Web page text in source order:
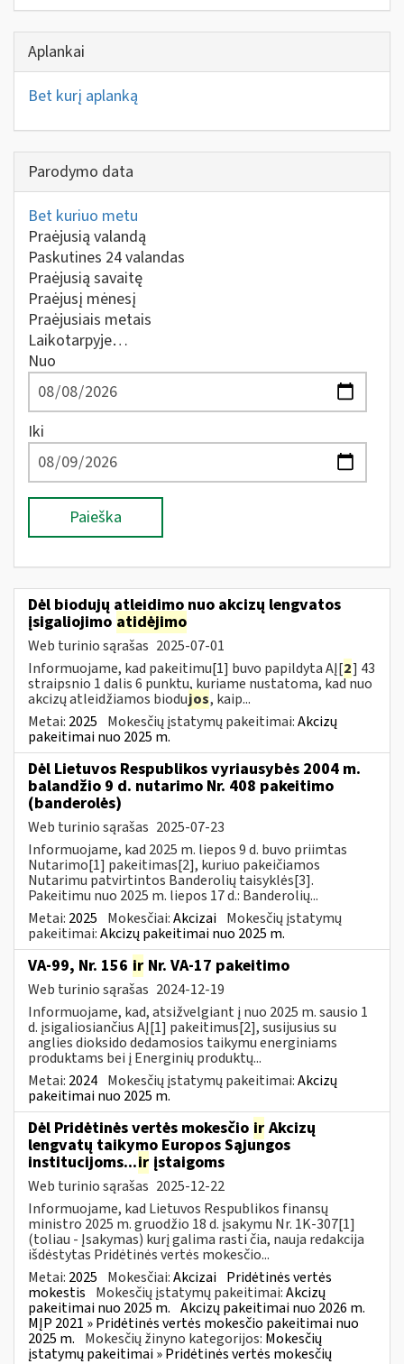
Aplankai
Bet kurį aplanką
Parodymo data
Bet kuriuo metu
Praėjusią valandą
Paskutines 24 valandas
Praėjusią savaitę
Praėjusį mėnesį
Praėjusiais metais
Laikotarpyje…
Nuo
Iki
Paieška
Dėl biodujų atleidimo nuo akcizų lengvatos
įsigaliojimo atidėjimo
Web turinio sąrašas 2025-07-01
Informuojame, kad pakeitimu[1] buvo papildyta AĮ[2] 43
straipsnio 1 dalis 6 punktu, kuriame nustatoma, kad nuo
akcizų atleidžiamos biodujos, kaip...
Metai: 2025 Mokesčių įstatymų pakeitimai:Akcizų
pakeitimai nuo 2025 m.
Dėl Lietuvos Respublikos vyriausybės 2004 m.
balandžio 9 d. nutarimo Nr. 408 pakeitimo
(banderolės)
Web turinio sąrašas 2025-07-23
Informuojame, kad 2025 m. liepos 9 d. buvo priimtas
Nutarimo[1] pakeitimas[2], kuriuo pakeičiamos
Nutarimu patvirtintos Banderolių taisyklės[3].
Pakeitimu nuo 2025 m. liepos 17 d.: Banderolių...
Metai: 2025 Mokesčiai:Akcizai Mokesčių įstatymų
pakeitimai:Akcizų pakeitimai nuo 2025 m.
VA-99, Nr. 156 ir Nr. VA-17 pakeitimo
Web turinio sąrašas 2024-12-19
Informuojame, kad, atsižvelgiant į nuo 2025 m. sausio 1
d. įsigaliosiančius AĮ[1] pakeitimus[2], susijusius su
anglies dioksido dedamosios taikymu energiniams
produktams bei į Energinių produktų...
Metai: 2024 Mokesčių įstatymų pakeitimai:Akcizų
pakeitimai nuo 2025 m.
Dėl Pridėtinės vertės mokesčio ir Akcizų
lengvatų taikymo Europos Sąjungos
institucijoms...ir įstaigoms
Web turinio sąrašas 2025-12-22
Informuojame, kad Lietuvos Respublikos finansų
ministro 2025 m. gruodžio 18 d. įsakymu Nr. 1K-307[1]
(toliau - Įsakymas) kurį galima rasti čia, nauja redakcija
išdėstytas Pridėtinės vertės mokesčio...
Metai: 2025 Mokesčiai:Akcizai Pridėtinės vertės
mokestis Mokesčių įstatymų pakeitimai:Akcizų
pakeitimai nuo 2025 m. Akcizų pakeitimai nuo 2026 m.
MĮP 2021 » Pridėtinės vertės mokesčio pakeitimai nuo
2025 m. Mokesčių žinyno kategorijos: Mokesčių
įstatymų pakeitimai » Pridėtinės vertės mokesčių